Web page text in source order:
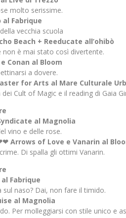
molto serissime.
Fabrique
vecchia scuola
Beach + Reeducate all’ohibò
non è mai stato così divertente.
Conan al Bloom
a dovere.
for Arts al Mare Culturale
Cult of Magic e il reading di Gaia
al Magnolia
vino e delle rose.
Arrows of Love e Vanarin al
Di spalla gli ottimi Vanarin.
Fabrique
sul naso? Dai, non fare il timido.
al Magnolia
Per molleggiarsi con stile unico e